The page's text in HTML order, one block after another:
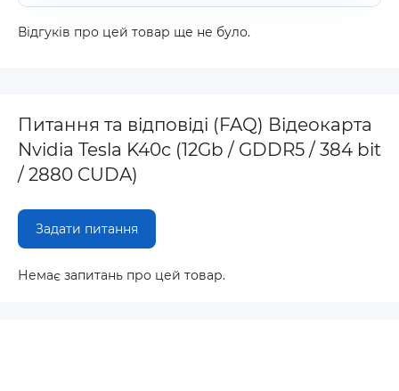
Відгуків про цей товар ще не було.
Питання та відповіді (FAQ) Відеокарта
Nvidia Tesla K40c (12Gb / GDDR5 / 384 bit
/ 2880 CUDA)
Задати питання
Немає запитань про цей товар.